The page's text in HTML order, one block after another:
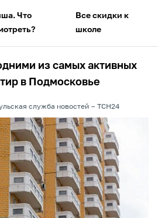
Что
Все скидки к
школе
из самых активных
в Подмосковье
служба новостей ТСН24